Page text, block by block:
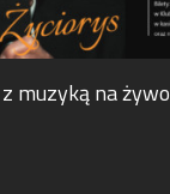
muzyką na żywo